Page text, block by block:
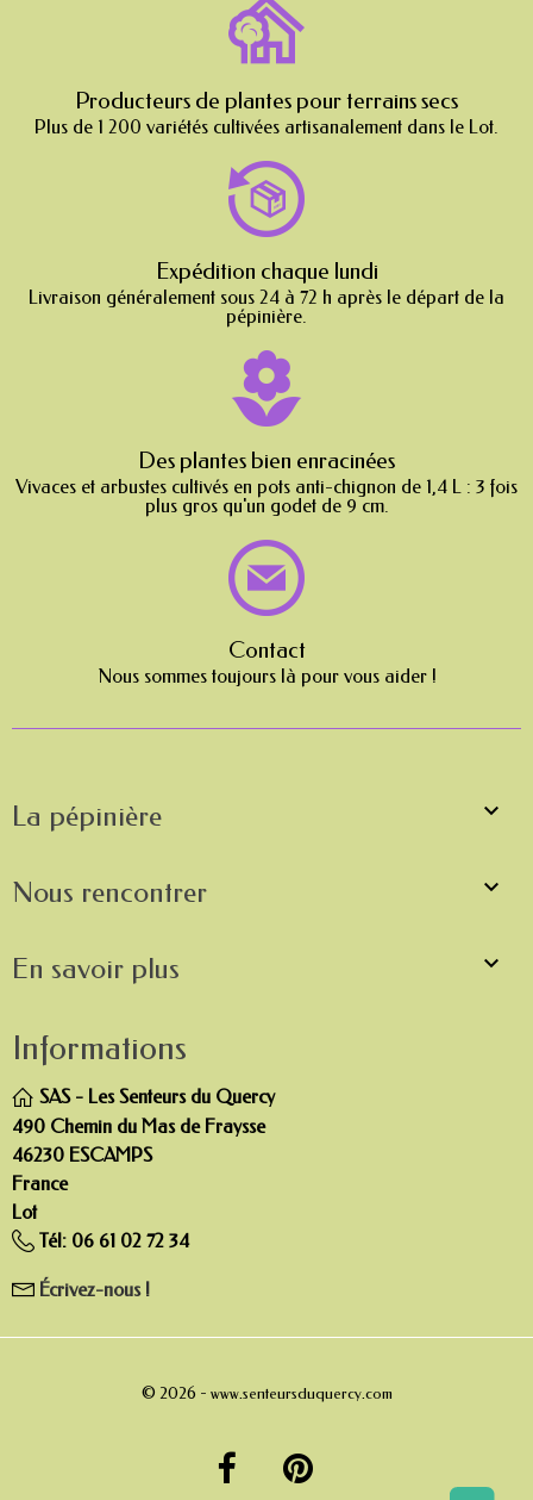
Producteurs de plantes pour terrains secs
Plus de 1 200 variétés cultivées artisanalement dans le Lot.
Expédition chaque lundi
Livraison généralement sous 24 à 72 h après le départ de la
pépinière.
Des plantes bien enracinées
Vivaces et arbustes cultivés en pots anti-chignon de 1,4 L : 3 fois
plus gros qu'un godet de 9 cm.
Contact
Nous sommes toujours là pour vous aider !
La pépinière 
Nous rencontrer 
En savoir plus 
Informations
SAS - Les Senteurs du Quercy
490 Chemin du Mas de Fraysse
46230 ESCAMPS
France
Lot
Tél: 06 61 02 72 34
Écrivez-nous !
© 2026 - www.senteursduquercy.com